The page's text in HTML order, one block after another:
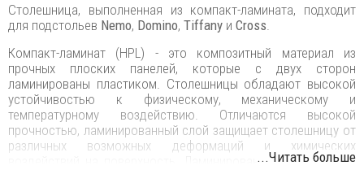
Столешница, выполненная из компакт-ламината, подходит
для подстольев Nemo, Domino, Tiffany и Cross
Компакт-ламинат (HPL) - это композитный материал из
прочных плоских панелей, которые с двух сторон
ламинированы пластиком. Столешницы обладают высокой
устойчивостью к физическому, механическому и
температурному воздействию. Отличаются высокой
прочностью, ламинированный слой защищает столешницу от
различных возможных деформаций и химических
воздействий на поверхность. Ламинированные столешницы
...Читать больше